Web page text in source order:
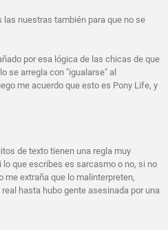
las nuestras también para que no se
por esa lógica de las chicas de que
se arregla con "igualarse" al
me acuerdo que esto es Pony Life, y
de texto tienen una regla muy
lo que escribes es sarcasmo o no, si no
me extraña que lo malinterpreten,
hasta hubo gente asesinada por una